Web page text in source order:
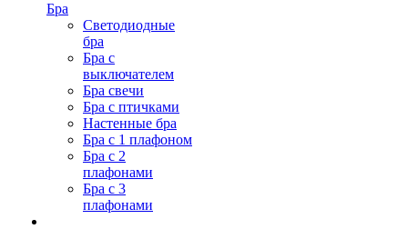
Бра
Светодиодные
бра
Бра с
выключателем
Бра свечи
Бра с птичками
Настенные бра
Бра с 1 плафоном
Бра с 2
плафонами
Бра с 3
плафонами